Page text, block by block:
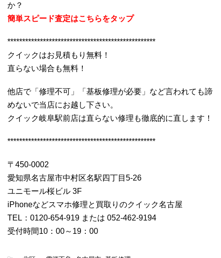
か？
簡単スピード査定はこちらをタップ
**************************************************
クイックはお見積もり無料！
直らない場合も無料！
他店で「修理不可」「基板修理が必要」など言われても諦
めないで当店にお越し下さい。
クイック岐阜駅前店は直らない修理も徹底的に直します！
**************************************************
〒450-0002
愛知県名古屋市中村区名駅四丁目5-26
ユニモール桜ビル 3F
iPhoneなどスマホ修理と買取りのクイック名古屋
TEL：0120-654-919 または 052-462-9194
受付時間10：00～19：00